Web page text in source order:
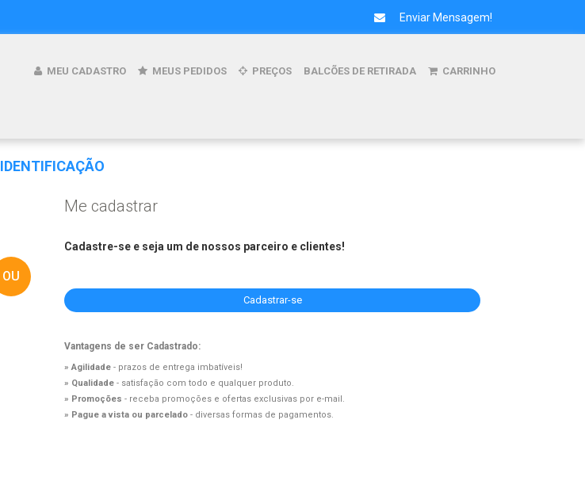
Enviar Mensagem!
MEU CADASTRO MEUS PEDIDOS PREÇOS BALCÕES DE RETIRADA CARRINHO
IDENTIFICAÇÃO
OU
Me cadastrar
Cadastre-se e seja um de nossos parceiro e clientes!
Cadastrar-se
Vantagens de ser Cadastrado:
» Agilidade - prazos de entrega imbatíveis!
» Qualidade - satisfação com todo e qualquer produto.
» Promoções - receba promoções e ofertas exclusivas por e-mail.
» Pague a vista ou parcelado - diversas formas de pagamentos.